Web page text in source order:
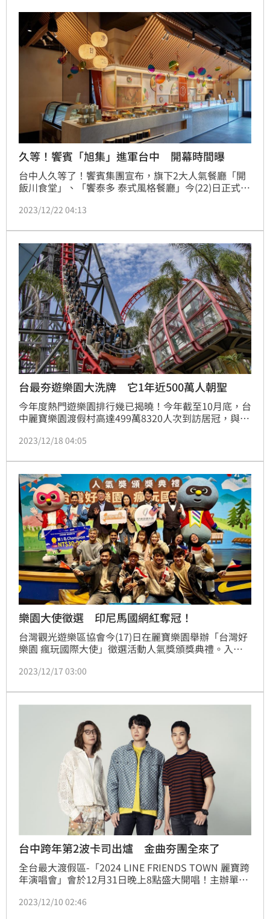
今年跨年假期確定會落在台中，吸「經」度無限!市府
繃緊神經規劃疏運計畫，呼籲民眾多使用大眾運輸系
統。
久等！饗賓「旭集」進軍台中 開幕時間曝
台中人久等了！饗賓集團宣布，旗下2大人氣餐廳「開
飯川食堂」、「饗泰多 泰式風格餐廳」今(22)日正式進
定料理迎客！不只如此，人氣buffet「旭集」也即將進
者劉沛妘)
2023/12/22 04:13
台最夯遊樂園大洗牌 它1年近500萬人朝聖
今年度熱門遊樂園排行幾已揭曉！今年截至10月底，台
中麗寶樂園渡假村高達499萬8320人次到訪居冠，與第
將近是台北兒童新樂園的3倍，成為全台最夯遊樂園。
2023/12/18 04:05
樂園大使徵選 印尼馬國網紅奪冠！
台灣觀光遊樂區協會今(17)日在麗寶樂園舉辦「台灣好
樂園 瘋玩國際大使」徵選活動人氣獎頒獎典禮。入選
社群媒體平台上創作影音貼文，推薦給自己母國及臺灣
獎3萬元獎金與樂園住宿券，所有獲獎與入選的大使們
也開心順遊麗寶樂園，紛紛在社群媒體平台上分享雲霄
飛車、卡丁車賽道的刺激快感。
2023/12/17 03:00
台中跨年第2波卡司出爐 金曲夯團全來了
全台最大渡假區-「2024 LINE FRIENDS TOWN 麗寶跨
年演唱會」會於12月31日晚上8點盛大開唱！主辦單位
Kimberley陳芳語、及《原子少年》人氣夯團Ozone、
2023/12/10 02:46